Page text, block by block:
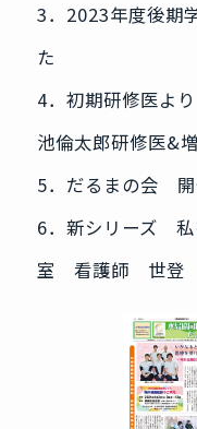
3．2023年度後期
た
4．初期研修医
池倫太郎研修医&
5．だるまの会
6．新シリーズ
室 看護師 世登